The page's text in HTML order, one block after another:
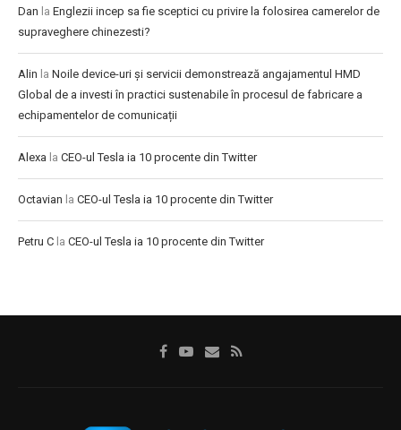
Dan la Englezii incep sa fie sceptici cu privire la folosirea camerelor de
supraveghere chinezesti?
Alin la Noile device-uri și servicii demonstrează angajamentul HMD
Global de a investi în practici sustenabile în procesul de fabricare a
echipamentelor de comunicații
Alexa la CEO-ul Tesla ia 10 procente din Twitter
Octavian la CEO-ul Tesla ia 10 procente din Twitter
Petru C la CEO-ul Tesla ia 10 procente din Twitter